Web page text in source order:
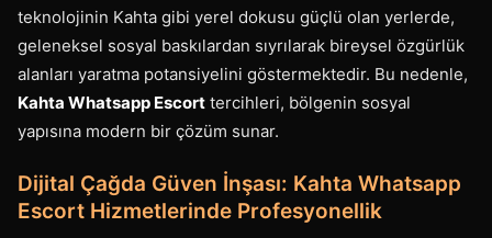
teknolojinin Kahta gibi yerel dokusu güçlü olan yerlerde,
geleneksel sosyal baskılardan sıyrılarak bireysel özgürlük
alanları yaratma potansiyelini göstermektedir. Bu nedenle,
Kahta Whatsapp Escort tercihleri, bölgenin sosyal
yapısına modern bir çözüm sunar.
Dijital Çağda Güven İnşası: Kahta Whatsapp
Escort Hizmetlerinde Profesyonellik